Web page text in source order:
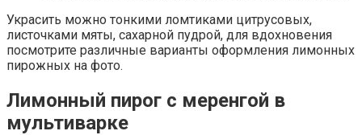
Украсить можно тонкими ломтиками цитрусовых,
листочками мяты, сахарной пудрой, для вдохновения
посмотрите различные варианты оформления лимонных
пирожных на фото.
Лимонный пирог с меренгой в
мультиварке